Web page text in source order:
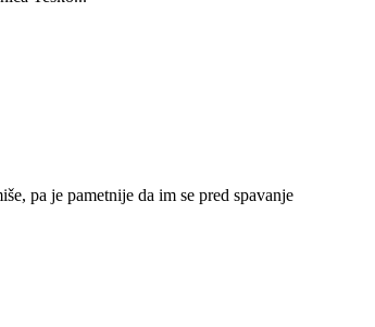
pa je pametnije da im se pred spavanje